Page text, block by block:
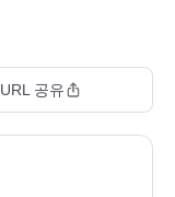
URL 공유